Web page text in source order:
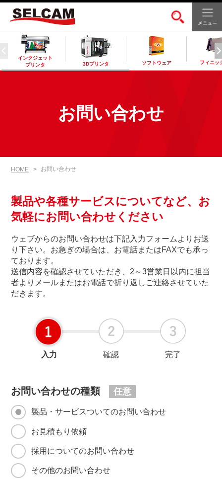
インクジェット
プリンタ
3Dプリンタ ソフトウェア フィニッ
お問い合わせ
HOME お問い合わせ
製品や各種サービスについてなど、お
気軽にお問い合わせください
ウェブからのお問い合わせは下記入力フォームよりお送
り下さい。お急ぎの場合は、お電話またはFAXでも承っ
ております。
送信内容を確認させていただき、2～3営業日以内に担当
者よりメールまたはお電話で折り返しご連絡させていた
だきます。
入力 確認 完了
お問い合わせの種類 任意
製品・サービスついてのお問い合わせ
お見積もり依頼
採用についてのお問い合わせ
その他のお問い合わせ